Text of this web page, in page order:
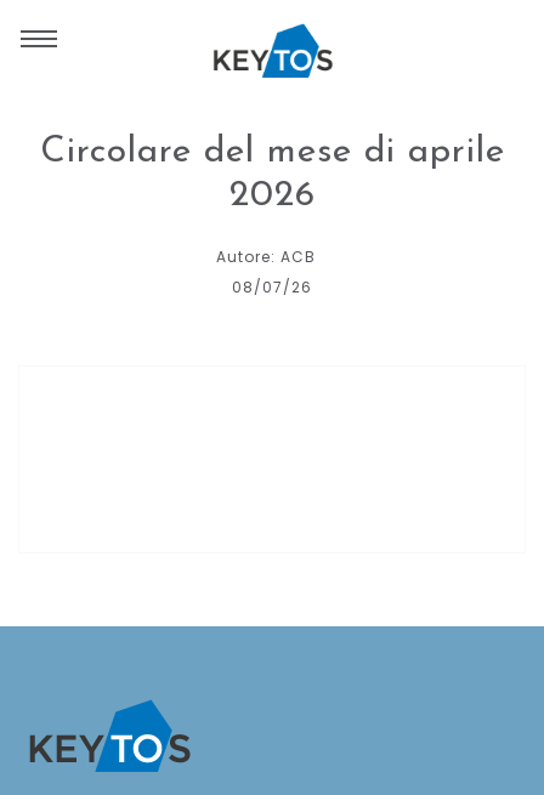
Circolare del mese di aprile
2026
Autore: ACB
08/07/26